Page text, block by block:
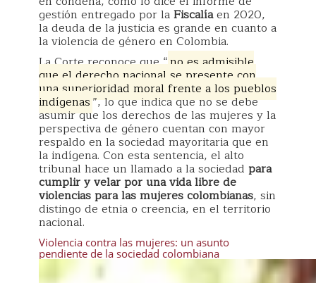
gestión entregado por laFiscalíaen 2020,
la deuda de la justicia es grande en cuanto a
la violencia de género en Colombia.
La Corte reconoce que “no es admisible
que el derecho nacional se presente con
una superioridad moral frente a los pueblos
indígenas”, lo que indica que no se debe
asumir que los derechos de las mujeres y la
perspectiva de género cuentan con mayor
respaldo en la sociedad mayoritaria que en
la indígena. Con esta sentencia, el alto
tribunal hace un llamado a la sociedad para
cumplir y velar por una vida libre de
violencias para las mujeres colombianas, sin
distingo de etnia o creencia, en el territorio
nacional.
Violencia contra las mujeres: un asunto
pendiente de la sociedad colombiana